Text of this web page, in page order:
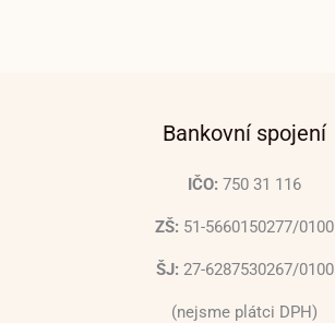
Bankovní spojení
IČO: 750 31 116
ZŠ: 51-5660150277/0100
ŠJ: 27-6287530267/0100
(nejsme plátci DPH)